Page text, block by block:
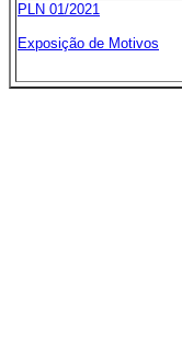
PLN 01/2021
Exposição de Motivos